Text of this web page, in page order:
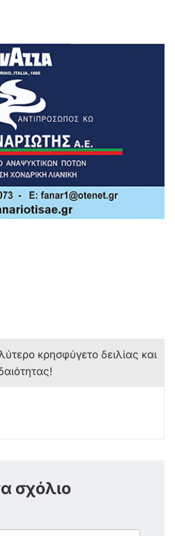
κρησφύγετο δειλίας και
σχόλιο